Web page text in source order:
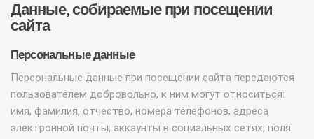
Данные, собираемые при посещении
сайта
Персональные данные
Персональные данные при посещении сайта передаются
пользователем добровольно, к ним могут относиться:
имя, фамилия, отчество, номера телефонов, адреса
электронной почты, аккаунты в социальных сетях; поля